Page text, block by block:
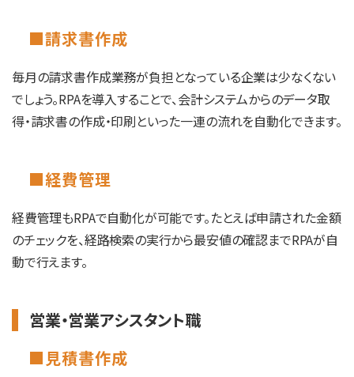
■請求書作成
毎月の請求書作成業務が負担となっている企業は少なくない
でしょう。RPAを導入することで、会計システムからのデータ取
得・請求書の作成・印刷といった一連の流れを自動化できます。
■経費管理
経費管理もRPAで自動化が可能です。たとえば申請された金額
のチェックを、経路検索の実行から最安値の確認までRPAが自
動で行えます。
営業・営業アシスタント職
■見積書作成